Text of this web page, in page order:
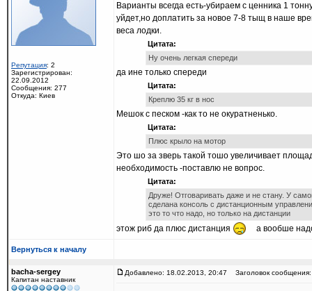
Репутация: 2
Зарегистрирован:
22.09.2012
Сообщения: 277
Откуда: Киев
Варианты всегда есть-убираем с ценника 1
уйдет,но доплатить за новое 7-8 тыщ в наше
веса лодки.
Цитата:
Ну очень легкая спереди
да ине только спереди
Цитата:
Креплю 35 кг в нос
Мешок с песком -как то не окуратненько.
Цитата:
Плюс крыло на мотор
Это шо за зверь такой тошо увеличивает
необходимость -поставлю не вопрос.
Цитата:
Друже! Отговаривать даже и не стану. У
сделана консоль с дистанционным
это то что надо, но только на дистанции
этож риб да плюс дистанция а вообше
Вернуться к началу
bacha-sergey
Капитан наставник
Добавлено: 18.02.2013, 20:47 Заголовок сообщения: